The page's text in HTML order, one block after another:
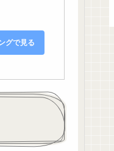
グで見る